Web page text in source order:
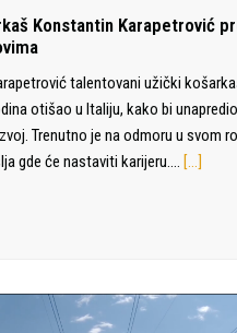
Konstantin Karapetrović
talentovani užički
otišao u Italiju, kako bi
Trenutno je na odmoru u svom
gde će nastaviti karijeru.… […]